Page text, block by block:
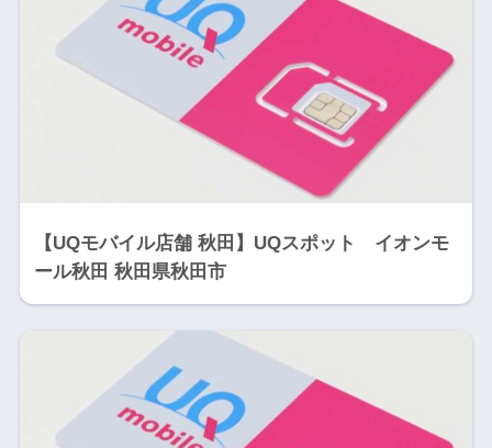
【UQモバイル店舗 秋田】UQスポット イオンモ
ール秋田 秋田県秋田市